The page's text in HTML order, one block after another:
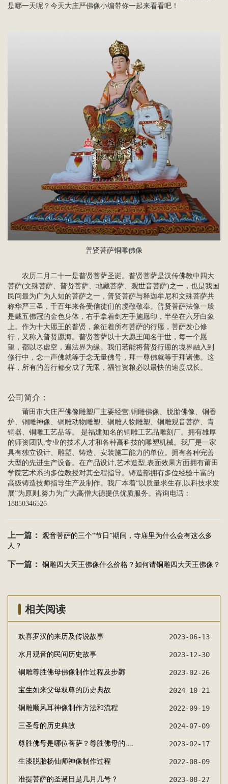
是哪一天呢？今天大庄严佛像小编带你一起来看看吧！
普贤菩萨铜雕佛像
农历二月二十一是普贤菩萨圣诞。普贤菩萨是汉传佛教中 四大
菩萨(文殊菩萨、普贤菩萨、地藏菩萨、观世音菩萨)之一，也是我国
民间最为广为人知的菩萨之一，普贤菩萨与释迦牟尼和文殊菩萨共
称华严三圣 ，千百年来备受信徒们的虔敬敬奉。普贤菩萨法像一般
是戴五佛冠的金色身体，右手拿着剑左手施愿印，半坐在六牙白象
上。作为十大愿王的普贤，象征着所有菩萨的行愿，菩萨发心修
行，又称入普贤愿海。普贤菩萨以十大愿王闻名于世，每一个愿
望，都以尽虚空，遍法界为缘。我们若能将普贤行愿的境界融入到
修行中，念一声佛就等于念无量佛号，拜一尊佛就等于拜诸佛。这
样，所有的善行都变成了无限，福智资粮必以最快的速度成长。
公司简介 ：
莆田市大庄严佛像雕塑厂主要经营:铜雕佛像、脱胎佛像、铜香
炉、铜雕神像、铜雕动物雕塑、铜雕人物雕塑、 铜雕观音菩萨、青
铜器、 铜雕工艺品等。 是福建知名的铜雕工艺品雕刻厂。拥有雄厚
的师资团队,专业的技术人才和各种高科技的雕塑机械。我厂是一家
具有独立设计、雕塑、铸造、安装施工能力的单位。拥有各种完善
大型的先进生产设备。在产品设计,艺术造型,表面效果方面拥有莆田
学院艺术系的多位教授对其全程指导。铸造部拥有多位经验丰富的
高级铸造技师指导生产及制作。我厂本着“以质量求生存,以科技求发
展”为原则,努力为广大高僧大德提供优质服务。咨询电话：
18850346526
上一篇：
观音菩萨的三个“节日”期间，寺庙里为什么会有这么多
人？
下一篇： 铜雕四大天王佛像什么价格？如何请铜雕四大天王佛像？
相关阅读
欢喜罗汉的来历及传说故事 2023-06-13
水月观音的民间历史故事 2023-12-30
铜雕尊胜佛母佛像制作过程及步鄹 2023-02-26
宝生如来父母双尊的历史典故 2024-10-21
铜雕顺风耳神像制作方法和流程 2022-09-19
三圣母的历史典故 2024-07-09
尊胜佛母是哪位菩萨？尊胜佛母的 ... 2023-02-17
生漆脱胎杨仙师神像制作过程 2022-08-09
准提菩萨的圣诞日是几月几号？ 2023-08-27